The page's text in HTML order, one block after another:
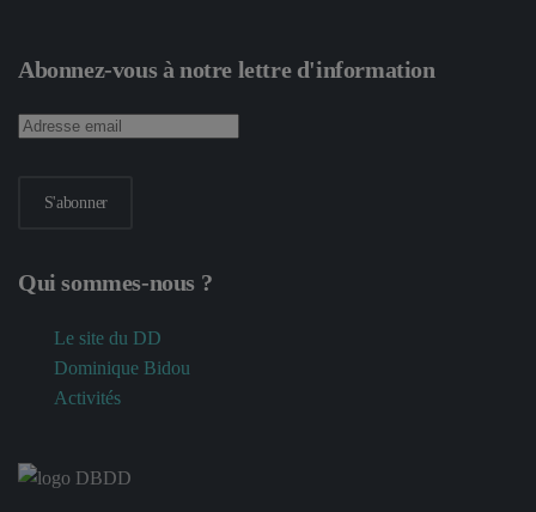
Abonnez-vous à notre lettre d'information
S'abonner
Qui sommes-nous ?
Le site du DD
Dominique Bidou
Activités